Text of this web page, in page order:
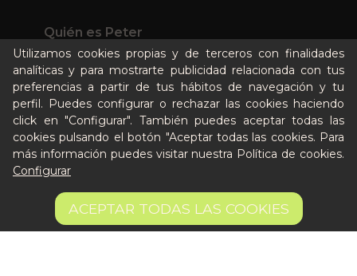
99,86 € AÑADIR A LA CESTA
Utilizamos cookies propias y de terceros con finalidades
analíticas y para mostrarte publicidad relacionada con tus
preferencias a partir de tus hábitos de navegación y tu
perfil. Puedes configurar o rechazar las cookies haciendo
click en "Configurar". También puedes aceptar todas las
cookies pulsando el botón "Aceptar todas las cookies. Para
más información puedes visitar nuestra Política de cookies.
Configurar
ACEPTAR TODAS LAS COOKIES
Quién es Peter
Recursos / Blog
Cultura
Llámanos al 644 52 51 02
Escríbenos al Whatsapp
Escríbenos al correo
De lunes a viernes de 8:30 a 14:00
Quiero ser partner de Peter